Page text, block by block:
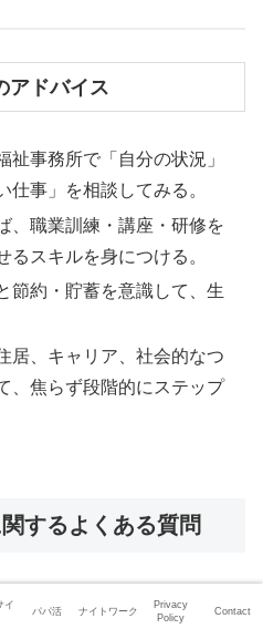
アドバイス
祉事務所で「自分の状況」
仕事」を相談してみる。
、職業訓練・講座・研修を
るスキルを身につける。
節約・貯蓄を意識して、生
居、キャリア、社会的なつ
、焦らず段階的にステップ
するよくある質問
、関心は高いものの法律や制
イ
パパ活 ナイトワーク
Privacy
Policy
Contact